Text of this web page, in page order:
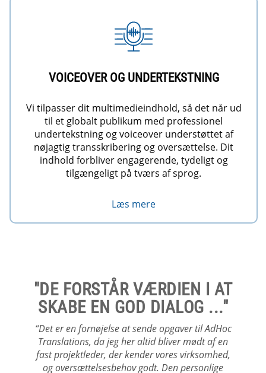
VOICEOVER OG UNDERTEKSTNING
Vi tilpasser dit multimedieindhold, så det når ud
til et globalt publikum med professionel
undertekstning og voiceover understøttet af
nøjagtig transskribering og oversættelse. Dit
indhold forbliver engagerende, tydeligt og
tilgængeligt på tværs af sprog.
Læs mere
"IKKE BARE ET STYKKE
ARBEJDE, SOM SKULLE
LEVERES ..."